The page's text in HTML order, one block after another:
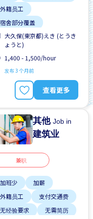
外籍员工
宿舍部分覆盖
无经验要求
早班
晋升
高收入潜能
大久保(東京都)えき (とうき
ょうと)
1,400 - 1,500/hour
发布 3 个月前
查看更多
其他Job in
建筑业
兼职
加班少
加薪
外籍员工
支付交通费
无经验要求
无需简历